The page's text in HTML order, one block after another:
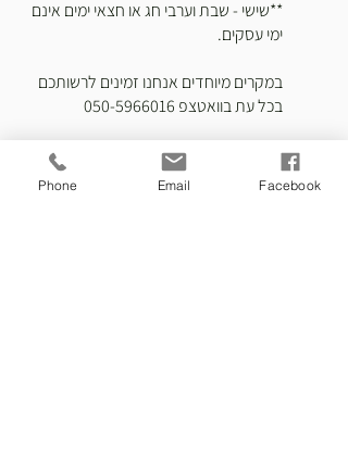
**שישי - שבת וערבי חג או חצאי ימים אינם
ימי עסקים.
במקרים מיוחדים אנחנו זמינים לרשותכם
בכל עת בוואטצפ 050-5966016
עקבו אחרינו Phone Email Facebook